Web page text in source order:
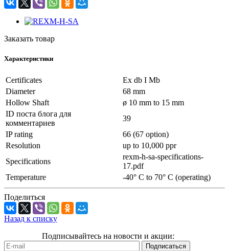
Заказать товар
Характеристики
Certificates
Ex db I Mb
Diameter
68 mm
Hollow Shaft
ø 10 mm to 15 mm
ID поста блога для
комментариев
39
IP rating
66 (67 option)
Resolution
up to 10,000 ppr
Specifications
rexm-h-sa-specifications-
17.pdf
Temperature
-40° C to 70° C (operating)
Поделиться
Назад к списку
Подписывайтесь на новости и акции: